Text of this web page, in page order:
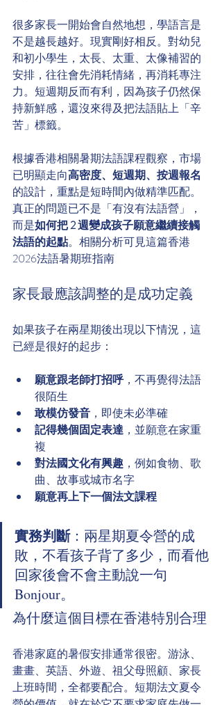
很多家長一開始會自然地想，學語言是
不是越長越好。現實剛好相反。對幼兒
和初小學生，太長、太重、太像補習的
安排，往往會先消耗情緒，再消耗專注
力。短週期反而有利，因為孩子仍然保
持新鮮感，還沒來得及把法語貼上「辛
苦」標籤。
根據香港相關暑期法語課程觀察，市場
已明顯走向高密度、短週期、按週報名
的設計，重點是短時間內做精準匹配。
真正的問題已不是「有沒有法語營」，
而是如何把 2 週變成孩子願意繼續接觸
法語的起點。相關分析可見這篇香港
2026法語暑期班指南
家長最應該調整的是成功定義
如果孩子在兩星期後出現以下情況，這
已經是很好的起步：
願意跟老師打招呼，不再覺得法語
很陌生
敢模仿發音 ，即使未必準確
記得幾個固定表達 ，並願意在家重
複
對法國文化有興趣 ，例如食物、歌
曲、故事或城市名字
願意再上下一個法文課程
實務判斷：兩星期夏令營的成
敗，不看孩子背了多少，而看他
回家後會不會主動說一句
Bonjour。
為什麼這個目標在香港特別合理
香港家庭的暑假安排通常很密。游泳、
畫畫、英語、外遊、祖父母照顧、家長
上班時間，全都要配合。短期法文夏令